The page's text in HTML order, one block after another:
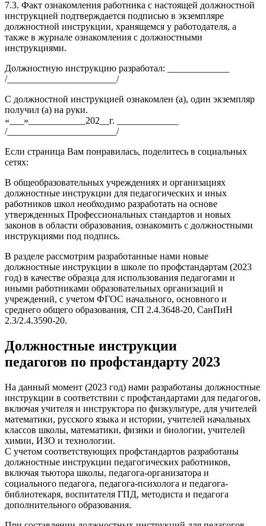
7.3. Факт ознакомления работника с настоящей должностной
инструкцией подтверждается подписью в экземпляре
должностной инструкции, хранящемся у работодателя, а
также в журнале ознакомления с должностными
инструкциями.
Должностную инструкцию разработал: _____________
/_______________________/
С должностной инструкцией ознакомлен (а), один экземпляр
получил (а) на руки.
«___»____________202__г. _____________
/_______________________/
Если страница Вам понравилась, поделитесь в социальных
сетях:
В общеобразовательных учреждениях и организациях
должностные инструкции для педагогических и иных
работников школ необходимо разработать на основе
утвержденных Профессиональных стандартов и новых
законов в области образования, ознакомить с должностными
инструкциями под подпись.
В разделе рассмотрим разработанные нами новые
должностные инструкции в школе по профстандартам (2023
год) в качестве образца для использования педагогами и
иными работниками образовательных организаций и
учреждений, с учетом ФГОС начального, основного и
среднего общего образования, СП 2.4.3648-20, СанПиН
2.3/2.4.3590-20.
Должностные инструкции
педагогов по профстандарту 2023
На данный момент (2023 год) нами разработаны должностные
инструкции в соответствии с профстандартами для педагогов,
включая учителя и инструктора по физкультуре, для учителей
математики, русского языка и истории, учителей начальных
классов школы, математики, физики и биологии, учителей
химии, ИЗО и технологии.
С учетом соответствующих профстандартов разработаны
должностные инструкции педагогических работников,
включая тьютора школы, педагога-организатора и
социального педагога, педагога-психолога и педагога-
библиотекаря, воспитателя ГПД, методиста и педагога
дополнительного образования.